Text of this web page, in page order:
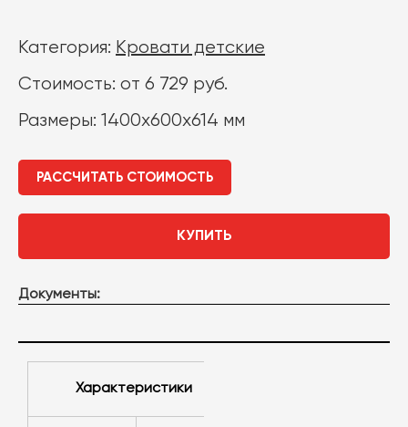
Категория: Кровати детские
Стоимость: от 6 729 руб.
Размеры: 1400х600х614 мм
РАССЧИТАТЬ СТОИМОСТЬ
КУПИТЬ
Документы:
характеристики